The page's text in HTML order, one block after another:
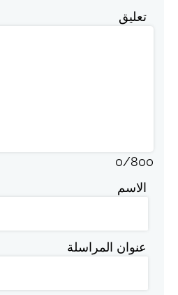
تعليق
0/800
الاسم
عنوان المراسلة